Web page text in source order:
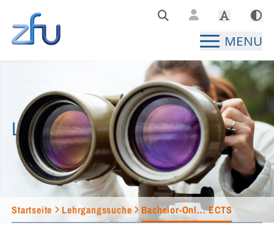
Zentralstelle für Fernunterricht Hauptseite
MENU
Lehrgangssuche
Startseite Lehrgangssuche Bachelor-Onl... ECTS